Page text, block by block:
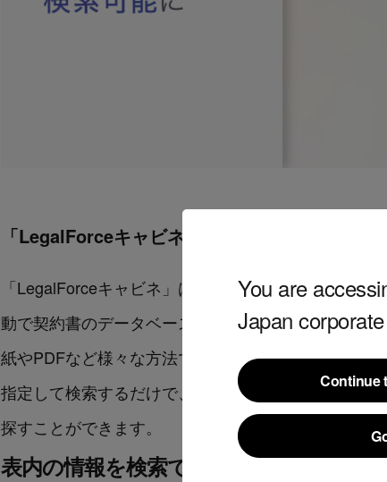
You are
Japan
Continue
Continue
「LegalForceキャビネ」全文検索機能とは
「LegalForceキャビネ」は、PDFの契約書をアッ
動で契約書のデータベースを生成するAI契約管理シス
紙やPDFなど様々な方法で保管されていた契約書を
指定して検索するだけで、アップロードされた契約
探すことができます。
表内の情報を検索できるようになり、目